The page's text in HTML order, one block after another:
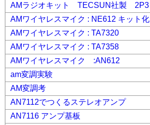
AMラジオキット TECSUN社製 2P3
AMワイヤレスマイク : NE612 キット化
AMワイヤレスマイク : TA7320
AMワイヤレスマイク : TA7358
AMワイヤレスマイク :AN612
am変調実験
AM変調考
AN7112でつくるステレオアンプ
AN7116 アンプ基板